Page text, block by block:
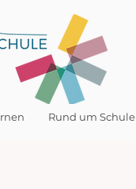
Rund um Schule